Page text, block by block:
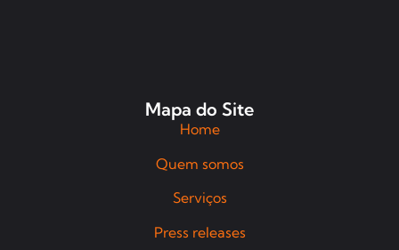
Mapa do Site
Home
Quem somos
Serviços
Press releases